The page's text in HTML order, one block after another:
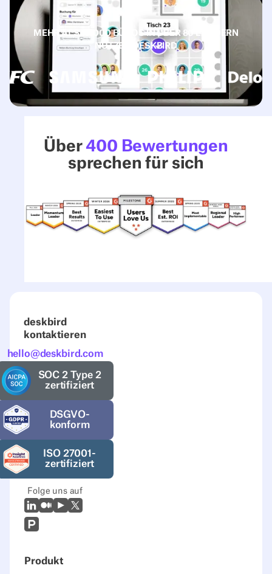
MEHR ALS 10.000 BÜROS IN ÜBER 80 LÄNDERN
NUTZEN DESKBIRD
Über 400 Bewertungen
sprechen für sich
deskbird
kontaktieren
hello@deskbird.com
SOC 2 Type 2
zertifiziert
DSGVO-
konform
ISO 27001-
zertifiziert
Folge uns auf
LinkedIn
MittelYoutubeX (Twitter)
Prodcut Hunt
Produkt